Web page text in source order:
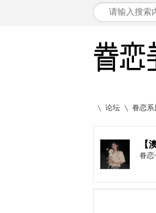
论坛
›
眷恋系
【
眷恋